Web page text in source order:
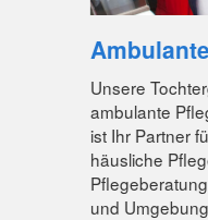
Unsere
ambulante
ist Ihr Partner
häusliche
und Umgebung